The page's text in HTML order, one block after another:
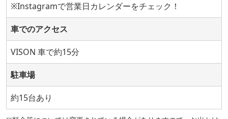
※Instagramで営業日カレンダーをチェック！
車でのアクセス
VISON 車で約15分
駐車場
約15台あり